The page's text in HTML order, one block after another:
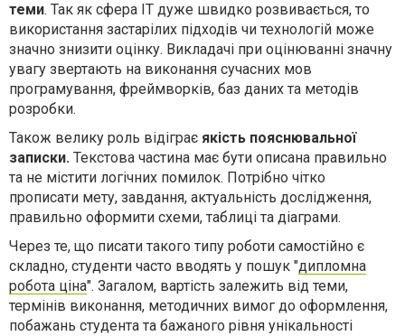
теми. Так як сфера ІТ дуже швидко розвивається, то
використання застарілих підходів чи технологій може
значно знизити оцінку. Викладачі при оцінюванні значну
увагу звертають на виконання сучасних мов
програмування, фреймворків, баз даних та методів
розробки.
Також велику роль відіграє якість пояснювальної
записки. Текстова частина має бути описана правильно
та не містити логічних помилок. Потрібно чітко
прописати мету, завдання, актуальність дослідження,
правильно оформити схеми, таблиці та діаграми.
Через те, що писати такого типу роботи самостійно є
складно, студенти часто вводять у пошук "дипломна
робота ціна". Загалом, вартість залежить від теми,
термінів виконання, методичних вимог до оформлення,
побажань студента та бажаного рівня унікальності